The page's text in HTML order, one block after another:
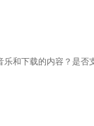
和下载的内容？是否